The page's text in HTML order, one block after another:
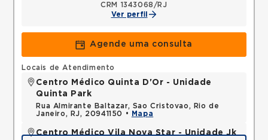
CRM 1343068/RJ
Ver perfil
Agende uma consulta
Locais de Atendimento
Centro Médico Quinta D'Or - Unidade
Quinta Park
Rua Almirante Baltazar, Sao Cristovao, Rio de
Janeiro, RJ, 20941150 •
Mapa
Centro Médico Vila Nova Star - Unidade Jk